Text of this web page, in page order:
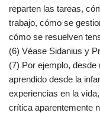
reparten las tareas,
trabajo, cómo se
cómo se resuelven
(6) Véase Sidanius y
(7) Por ejemplo,
aprendido desde la
experiencias en la
crítica aparentemente